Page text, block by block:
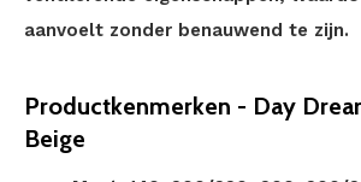
aanvoelt zonder benauwend te zijn.
Productkenmerken - Day
Beige